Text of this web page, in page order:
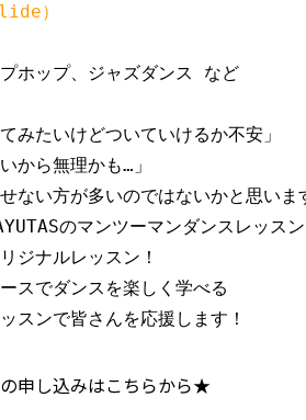
）
ホップ、ジャズダンス など
みたいけどついていけるか不安」
から無理かも…」
ない方が多いのではないかと思いま
のマンツーマンダンスレッス
ジナルレッスン！
スでダンスを楽しく学べる
申し込みはこちらから★